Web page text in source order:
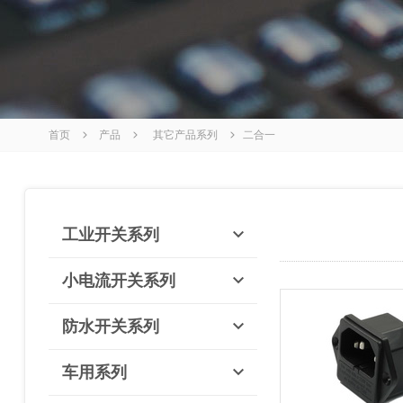
首页 产品 其它产品系列 二合一
工业开关系列
小电流开关系列
防水开关系列
车用系列